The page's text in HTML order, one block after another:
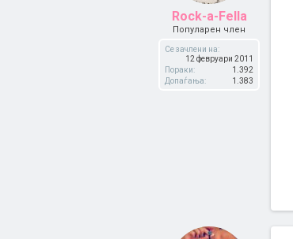
Rock-a-Fella
Популарен член
Се зачлени на:
12 февруари 2011
Пораки:
1.392
Допаѓања:
1.383